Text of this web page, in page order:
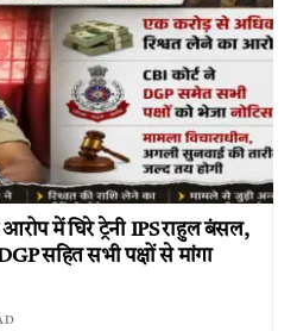
में घिरे ट्रेनी IPS राहुल बंसल,
सहित सभी पक्षों से मांगा